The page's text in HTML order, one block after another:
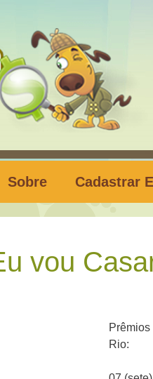
Sobre Cadastrar
vou
Rio: